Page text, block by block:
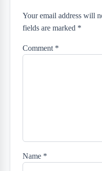
Your email address will
fields are marked *
Comment *
Name *